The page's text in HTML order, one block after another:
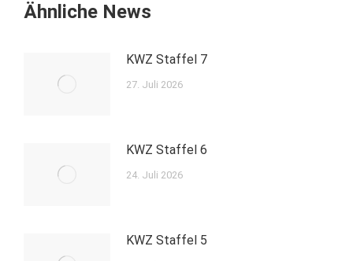
Ähnliche News
KWZ Staffel 7
27. Juli 2026
KWZ Staffel 6
24. Juli 2026
KWZ Staffel 5